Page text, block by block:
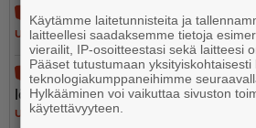
Noin 300 litran öljyvuoto
UUTISET 4.8.2026 9.02
Maailman toiseksi suurin
löytyy Askolasta
UUTISET 5.8.2026 17.00
Käytämme laitetunnisteita ja
laitteellesi saadaksemme tietoja
vierailit, IP-osoitteestasi sekä laitteesi
Pääset tutustumaan
teknologiakumppaneihimme
Hylkääminen voi vaikuttaa sivuston
käytettävyyteen.